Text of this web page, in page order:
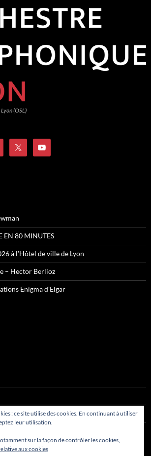
(OSL)
EN 80 MINUTES
à l’Hôtel de ville de Lyon
– Hector Berlioz
Enigma d’Elgar
: ce site utilise des cookies. En continuant à utiliser
leur utilisation.
sur la façon de contrôler les cookies,
aux cookies